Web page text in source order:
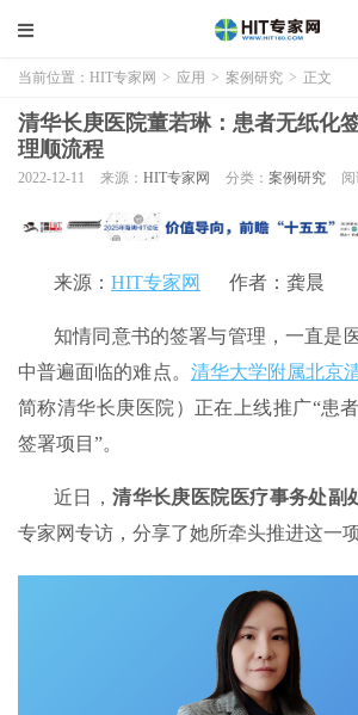
当前位置： HIT专家网 > 应用 > 案例研究 > 正文
清华长庚医院董若琳：患者无纸化
理顺流程
2022-12-11 来源： HIT专家网 分类： 案例研究
来源： HIT专家网 作者：龚晨
知情同意书的签署与管理，一直是
中普遍面临的难点。 清华大学附属北京
简称清华长庚医院）正在上线推广“患
签署项目”。
近日，清华长庚医院医疗事务处副
专家网专访，分享了她所牵头推进这一